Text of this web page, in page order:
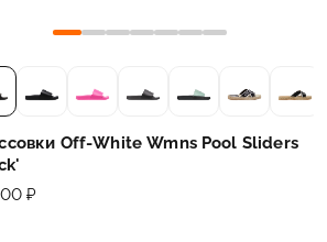
Off-White Wmns Pool Sliders
₽